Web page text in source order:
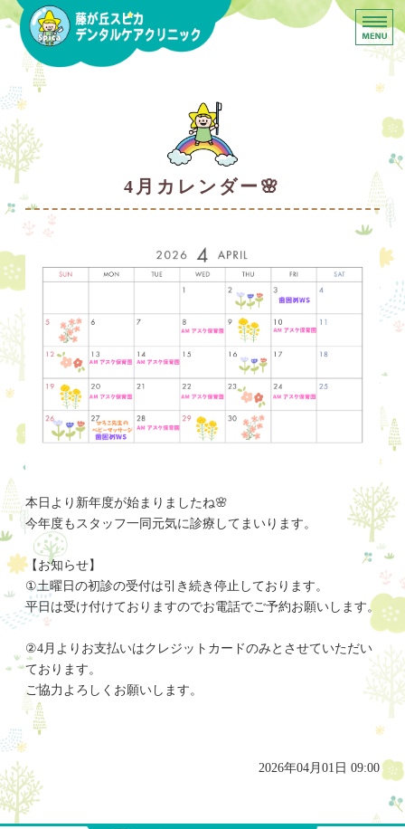
横浜市青葉区 藤が丘ス
ホーム
はじめての方へ
予防定期管理とは
スタッフ紹介•採用情報
4月カレンダー🌸
本日より新年度が始まりましたね🌸
今年度もスタッフ一同元気に診療してまいります。
【お知らせ】
①土曜日の初診の受付は引き続き停止しております。
平日は受け付けておりますのでお電話でご予約お願いします。
②4月よりお支払いはクレジットカードのみとさせていただい
ております。
ご協力よろしくお願いします。
2026年04月01日 09:00